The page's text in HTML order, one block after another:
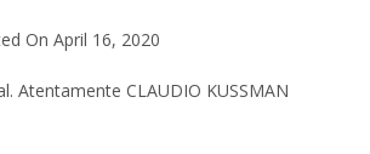
On April 16, 2020
Atentamente CLAUDIO KUSSMAN